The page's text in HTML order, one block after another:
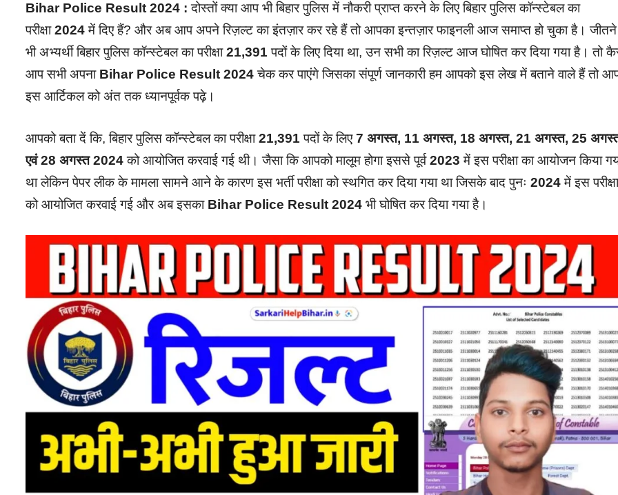
Bihar Police Result 2024 :दोस्तों क्या आप भी बिहार पुलिस में नौकरी प्राप्त करने के लिए बिहार पुलिस कॉन्स्टेबल का
परीक्षा2024में दिए हैं? और अब आप अपने रिज़ल्ट का इंतज़ार कर रहे हैं तो आपका इन्तज़ार फाइनली आज समाप्त हो चुका है। जीतने
भी अभ्यर्थी बिहार पुलिस कॉन्स्टेबल का परीक्षा21,391 पदों के लिए दिया था, उन सभी का रिज़ल्ट आज घोषित कर दिया गया है। तो
आप सभी अपना Bihar Police Result 2024चेक कर पाएंगे जिसका संपूर्ण जानकारी हम आपको इस लेख में बताने वाले हैं तो
इस आर्टिकल को अंत तक ध्यानपूर्वक पढ़े।
आपको बता दें कि, बिहार पुलिस कॉन्स्टेबल का परीक्षा21,391 पदों के लिए7 अगस्त, 11 अगस्त, 18 अगस्त, 21 अगस्त, 25
एवं 28 अगस्त 2024को आयोजित करवाई गई थी। जैसा कि आपको मालूम होगा इससे पूर्व2023 में इस परीक्षा का आयोजन किया
था लेकिन पेपर लीक के मामला सामने आने के कारण इस भर्ती परीक्षा को स्थगित कर दिया गया था जिसके बाद पुनः 2024में इस परीक्षा
को आयोजित करवाई गई और अब इसका Bihar Police Result 2024 भी घोषित कर दिया गया है।